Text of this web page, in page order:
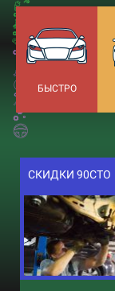
БЫСТРО
СКИДКИ 90СТО